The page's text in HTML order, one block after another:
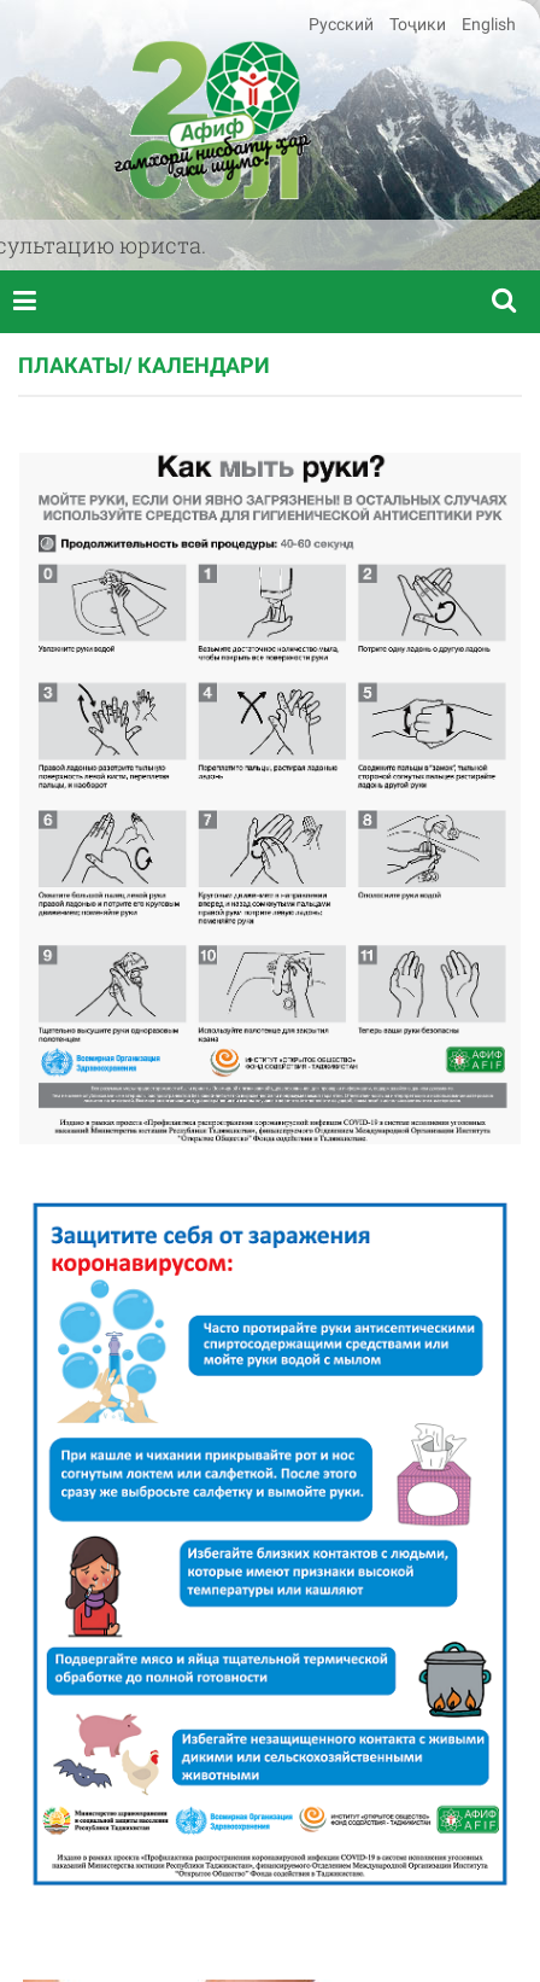
юриста.
Русский Тоҷики English
ПЛАКАТЫ/ КАЛЕНДАРИ